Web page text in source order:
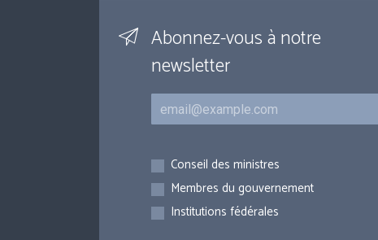
Abonnez-vous à notre
newsletter
Courriel
Inscriptions
Conseil des ministres
Membres du gouvernement
Institutions fédérales